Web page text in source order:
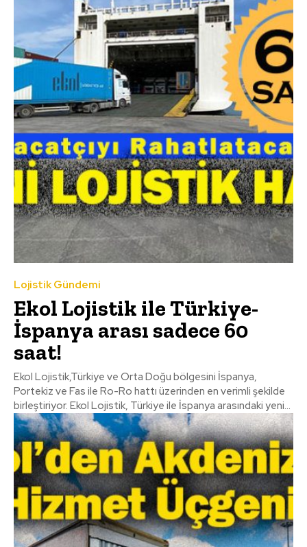
Lojistik Gündemi
Ekol Lojistik ile Türkiye-
İspanya arası sadece 60
saat!
Ekol Lojistik,Türkiye ve Orta Doğu bölgesini İspanya,
Portekiz ve Fas ile Ro-Ro hattı üzerinden en verimli şekilde
birleştiriyor. Ekol Lojistik, Türkiye ile İspanya arasındaki yeni...